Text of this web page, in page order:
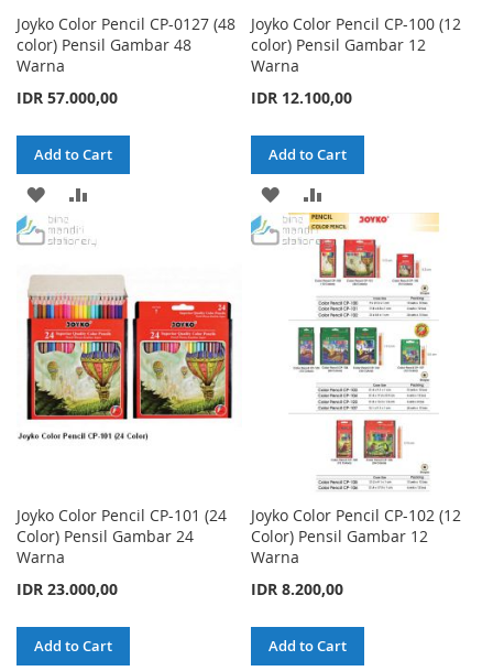
Joyko Color Pencil CP-0127 (48
color) Pensil Gambar 48
Warna
IDR 57.000,00
Add to Cart
ADD
TO
LIST
Joyko Color Pencil CP-100 (12
color) Pensil Gambar 12
Warna
IDR 12.100,00
Add to Cart
ADD
TO
WISH
TO
COMPARE
Joyko Color Pencil CP-101 (24
Color) Pensil Gambar 24
Warna
IDR 23.000,00
Add to Cart
Joyko Color Pencil CP-102 (12
Color) Pensil Gambar 12
Warna
IDR 8.200,00
Add to Cart